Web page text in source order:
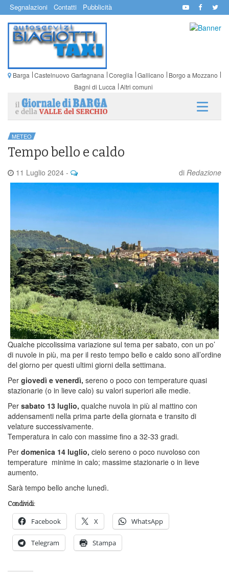
Segnalazioni Contatti Pubblicità
Barga Castelnuovo Garfagnana Coreglia Gallicano
Borgo a Mozzano
Bagni di Lucca Altri comuni
METEO
Tempo bello e caldo
11 Luglio 2024 - di Redazione
Qualche piccolissima variazione sul tema per sabato, con un po’
di nuvole in più, ma per il resto tempo bello e caldo sono all’ordine
del giorno per questi ultimi giorni della settimana.
Per giovedì e venerdì, sereno o poco con temperature quasi
stazionarie (o in lieve calo) su valori superiori alle medie.
Per sabato 13 luglio, qualche nuvola in più al mattino con
addensamenti nella prima parte della giornata e transito di
velature successivamente.
Temperatura in calo con massime fino a 32-33 gradi.
Per domenica 14 luglio, cielo sereno o poco nuvoloso con
temperature minime in calo; massime stazionarie o in lieve
aumento.
Sarà tempo bello anche lunedì.
Condividi:
Facebook X WhatsApp
Telegram Stampa